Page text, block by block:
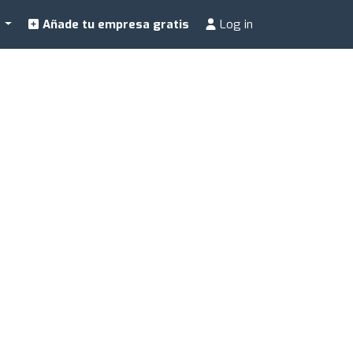
Añade tu empresa gratis Log in